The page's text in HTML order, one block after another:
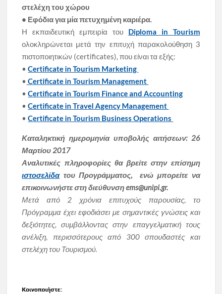
στελέχη του χώρου
• Εφόδια για μία πετυχημένη καριέρα.
Η εκπαιδευτική εμπειρία του Diploma in Tourism
ολοκληρώνεται μετά την επιτυχή παρακολούθηση 3
πιστοποιητικών (certificates), που είναι τα εξής:
•Certificate in Tourism Marketing
• Certificate in Tourism Management
•Certificate in Tourism Finance and Accounting
•Certificate in Travel Agency Management
•Certificate in Tourism Business Operations
Καταληκτική ημερομηνία υποβολής αιτήσεων: 26
Μαρτίου 2017
Αναλυτικές πληροφορίες θα βρείτε στην επίσημη
ιστοσελίδατου Προγράμματος, ενώ μπορείτε να
επικοινωνήστε στη διεύθυνση ems@unipi.gr.
Μετά από 2 χρόνια επιτυχούς παρουσίας, το
Πρόγραμμα έχει εφοδιάσει με σημαντικές γνώσεις και
δεξιότητες, συμβάλλοντας στην επαγγελματική τους
ανέλιξη, περισσότερους από 300 σπουδαστές και
στελέχη του Τουρισμού.
Κοινοποιήστε: